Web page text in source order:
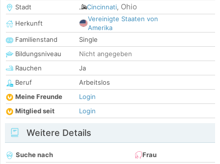
Stadt
Cincinnati, Ohio
Herkunft
Vereinigte Staaten von
Amerika
Familienstand
Single
Bildungsniveau
Nicht angegeben
Rauchen
Ja
Beruf
Arbeitslos
Meine Freunde
Login
Mitglied seit
Login
Weitere Details
Suche nach
Frau